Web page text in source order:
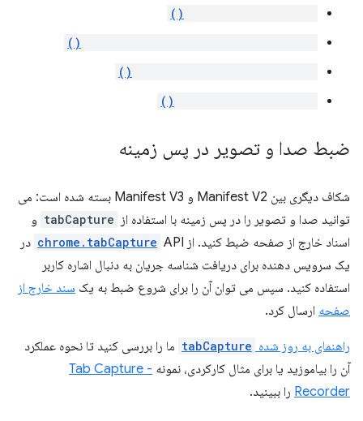
ضبط صدا و تصویر در پس زمینه
شکاف دیگری بین Manifest V2 و Manifest V3 بسته شده است: می
توانید صدا و تصویر را در پس زمینه با استفاده از tabCapture و
اسناد خارج از صفحه ضبط کنید. از
chrome.tabCapture API در
یک سرویس دهنده برای دریافت شناسه جریان به دنبال اشاره کاربر
استفاده کنید. سپس می توان آن را برای شروع ضبط به یک سند خارج از
صفحه ارسال کرد.
راهنمای به روز شده tabCapture ما را بررسی کنید تا نحوه عملکرد
آن را بیاموزید یا برای مثال کارکردی، نمونه Tab Capture -
Recorder را ببینید.